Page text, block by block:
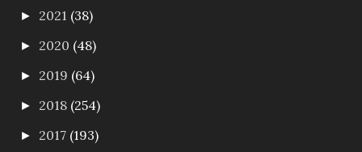
► 2021 (38)
► 2020 (48)
► 2019 (64)
► 2018 (254)
► 2017 (193)